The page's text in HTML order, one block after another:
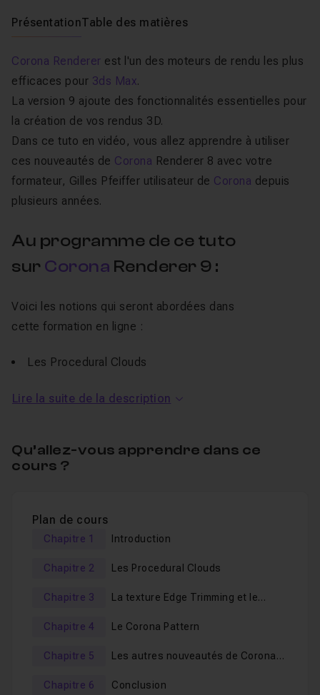
PrésentationTable des matières
Corona Renderer est l'un des moteurs de rendu les plus
efficaces pour 3ds Max.
La version 9 ajoute des fonctionnalités essentielles pour
la création de vos rendus 3D.
Dans ce tuto en vidéo , vous allez apprendre à utiliser
ces nouveautés de Corona Renderer 8 avec votre
formateur, Gilles Pfeiffer utilisateur de Corona depuis
plusieurs années.
Au programme de ce tuto
sur Corona Renderer 9 :
Voici les notions qui seront abordées dans
cette formation en ligne :
Les Procedural Clouds
La texture Edge Trimming (Chaos Scatter)
Depth of Field pour la caméra Fish Eye
Je reste disponible dans le salon d'entraide de ce cours
pour répondre à vos questions.
Mes précédentes formations à Corona Renderer sont
Formation complète à Corona Renderer
Les nouveautés de Corona Renderer 2 et 3
Lire la suite de la description
Qu’allez-vous apprendre dans ce
cours ?
Plan de cours
Chapitre 1 Introduction
Chapitre 2 Les Procedural Clouds
Chapitre 3
La texture Edge Trimming et le
Chapitre 4
Le Corona Pattern
Chapitre 5
Les autres nouveautés de Corona
Chapitre 6
Conclusion